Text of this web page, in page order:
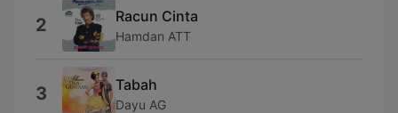
2 Racun Cinta
Hamdan ATT
3 Tabah
Dayu AG